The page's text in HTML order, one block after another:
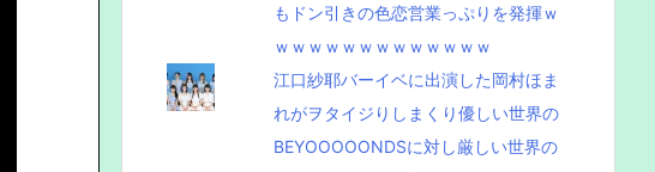
もドン引きの色恋営業っぷりを発揮ｗ
ｗｗｗｗｗｗｗｗｗｗｗｗｗ
江口紗耶バーイベに出演した岡村ほま
れがヲタイジりしまくり優しい世界の
BEYOOOOONDSに対し厳しい世界の